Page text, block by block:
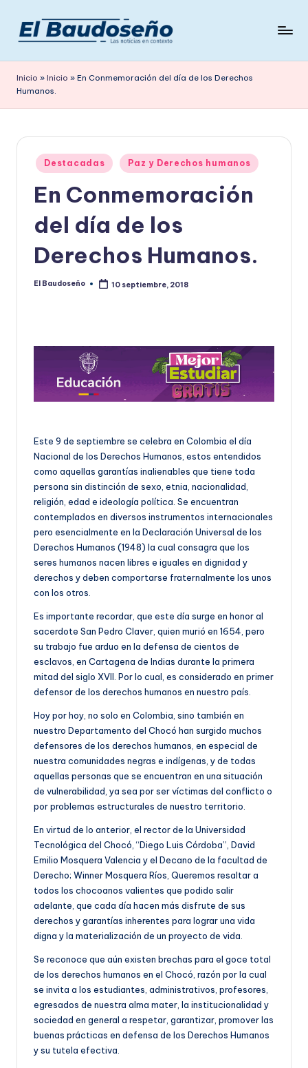
Saltar
contenido
e
ri
d
en
Inicio » Inicio » En Conmemoración del día de los Derechos
Humanos.
Publicado
en
Destacadas Paz y Derechos humanos
En Conmemoración
del día de los
Derechos Humanos.
Publicado
El Baudoseño 10 septiembre, 2018
Este 9 de septiembre se celebra en Colombia el día
Nacional de los Derechos Humanos, estos entendidos
como aquellas garantías inalienables que tiene toda
persona sin distinción de sexo, etnia, nacionalidad,
religión, edad e ideología política. Se encuentran
contemplados en diversos instrumentos internacionales
pero esencialmente en la Declaración Universal de los
Derechos Humanos (1948) la cual consagra que los
seres humanos nacen libres e iguales en dignidad y
derechos y deben comportarse fraternalmente los unos
con los otros.
Es importante recordar, que este día surge en honor al
sacerdote San Pedro Claver, quien murió en 1654, pero
su trabajo fue arduo en la defensa de cientos de
esclavos, en Cartagena de Indias durante la primera
mitad del siglo XVII. Por lo cual, es considerado en primer
defensor de los derechos humanos en nuestro país.
Hoy por hoy, no solo en Colombia, sino también en
nuestro Departamento del Chocó han surgido muchos
defensores de los derechos humanos, en especial de
nuestra comunidades negras e indígenas, y de todas
aquellas personas que se encuentran en una situación
de vulnerabilidad, ya sea por ser víctimas del conflicto o
por problemas estructurales de nuestro territorio.
En virtud de lo anterior, el rector de la Universidad
Tecnológica del Chocó, “Diego Luis Córdoba”, David
Emilio Mosquera Valencia y el Decano de la facultad de
Derecho; Winner Mosquera Ríos, Queremos resaltar a
todos los chocoanos valientes que podido salir
adelante, que cada día hacen más disfrute de sus
derechos y garantías inherentes para lograr una vida
digna y la materialización de un proyecto de vida.
Se reconoce que aún existen brechas para el goce total
de los derechos humanos en el Chocó, razón por la cual
se invita a los estudiantes, administrativos, profesores,
egresados de nuestra alma mater, la institucionalidad y
sociedad en general a respetar, garantizar, promover las
buenas prácticas en defensa de los Derechos Humanos
y su tutela efectiva.